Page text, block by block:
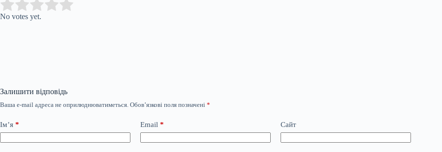
Rate this item:
No votes yet.
Залишити відповідь
Ваша e-mail адреса не оприлюднюватиметься. Обов’язкові поля позначені *
Ім’я * Email * Сайт